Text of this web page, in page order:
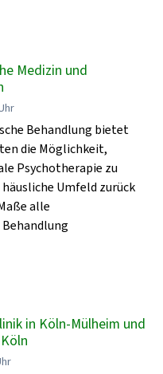
Medizin und
Behandlung bietet
die Möglichkeit,
Psychotherapie zu
Umfeld zurück
alle
in Köln-Mülheim und